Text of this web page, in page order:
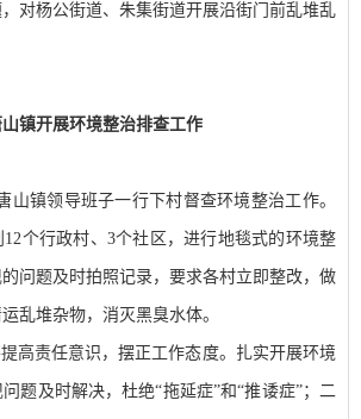
对杨公街道、朱集街道开展沿街门前乱堆乱
山镇开展环境整治排查工作
山镇领导班子一行下村督查环境整治工作。
个行政村、3个社区，进行地毯式的环境整
问题及时拍照记录，要求各村立即整改，做
乱堆杂物，消灭黑臭水体。
高责任意识，摆正工作态度。扎实开展环境
题及时解决，杜绝“拖延症”和“推诿症”；二